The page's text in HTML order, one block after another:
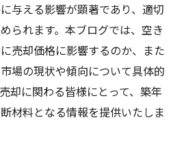
与える影響が顕著であり、適切
られます。本ブログでは、空き
売却価格に影響するのか、また
場の現状や傾向について具体的
却に関わる皆様にとって、築年
材料となる情報を提供いたしま